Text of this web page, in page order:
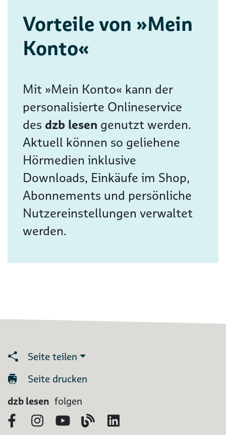
Vorteile von »Mein
Konto«
Mit »Mein Konto« kann der
personalisierte Onlineservice
des dzb lesen genutzt werden.
Aktuell können so geliehene
Hörmedien inklusive
Downloads, Einkäufe im Shop,
Abonnements und persönliche
Nutzereinstellungen verwaltet
werden.
Seite teilen
Seite drucken
dzb lesen folgen
FacebookInstagram
YouTubeBlog